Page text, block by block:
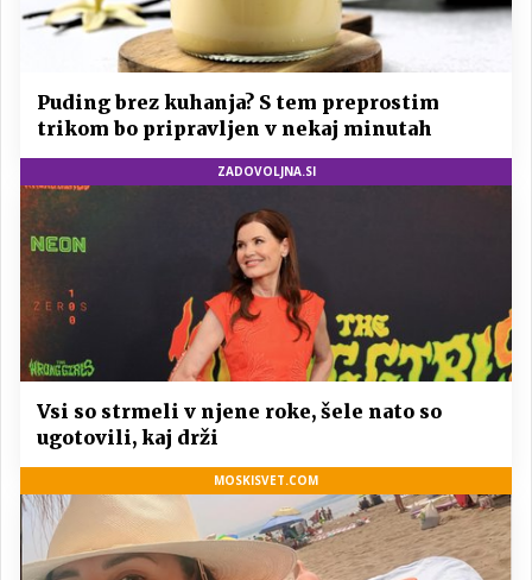
Puding brez kuhanja? S tem preprostim
trikom bo pripravljen v nekaj minutah
ZADOVOLJNA.SI
Vsi so strmeli v njene roke, šele nato so
ugotovili, kaj drži
MOSKISVET.COM